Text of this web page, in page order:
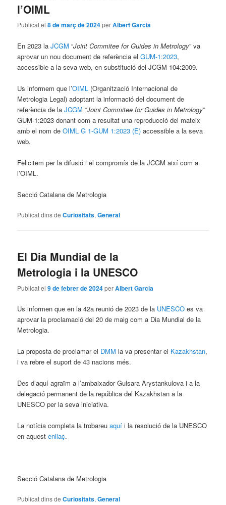
l’OIML
Publicat el8 de març de 2024perAlbert Garcia
En 2023 laJCGM “Joint Commitee for Guides in Metrology” va
aprovar un nou document de referència elGUM-1:2023,
accessible a la seva web, en substitució del JCGM 104:2009.
Us informem que l’OIML (Organització Internacional de
Metrologia Legal) adoptant la informació del document de
referència de laJCGM “Joint Commitee for Guides in Metrology”
GUM-1:2023 donant com a resultat una reproducció del mateix
amb el nom deOIML G 1-GUM 1:2023 (E) accessible a la seva
web.
Felicitem per la difusió i el compromís de la JCGM així com a
l’OIML.
Secció Catalana de Metrologia
Publicat dins de Curiositats,General
El Dia Mundial de la
Metrologia i la UNESCO
Publicat el9 de febrer de 2024perAlbert Garcia
Us informen que en la 42a reunió de 2023 de la UNESCO es va
aprovar la proclamació del 20 de maig com a Dia Mundial de la
Metrologia.
La proposta de proclamar el DMM la va presentar el Kazakhstan,
i va rebre el suport de 43 nacions més.
Des d’aquí agraïm a l’ambaixador Gulsara Arystankulova i a la
delegació permanent de la república del Kazakhstan a la
UNESCO per la seva iniciativa.
La notícia completa la trobareuaquí i la resolució de la UNESCO
en aquestenllaç.
Secció Catalana de Metrologia
Publicat dins de Curiositats,General